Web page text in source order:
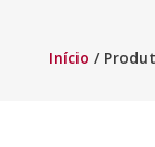
Início /